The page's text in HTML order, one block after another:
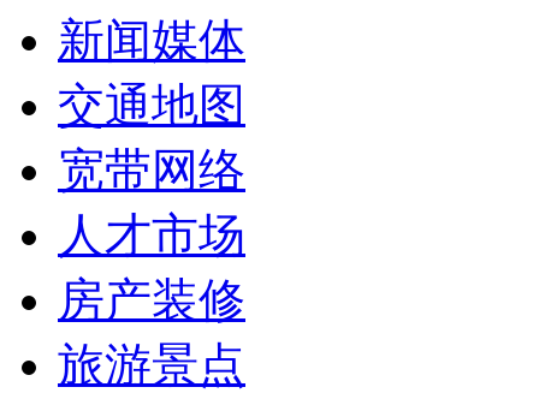
新闻媒体
交通地图
宽带网络
人才市场
房产装修
旅游景点